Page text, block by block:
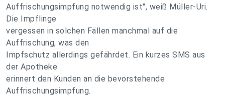
Auffrischungsimpfung notwendig ist", weiß Müller-Uri.
Die Impflinge
vergessen in solchen Fällen manchmal auf die
Auffrischung, was den
Impfschutz allerdings gefährdet. Ein kurzes SMS aus
der Apotheke
erinnert den Kunden an die bevorstehende
Auffrischungsimpfung.